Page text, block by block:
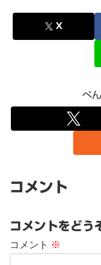
X
ぺ
コメント
コメントをどう
コメント ※